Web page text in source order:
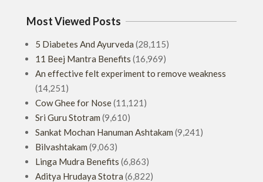
Most Viewed Posts
5 Diabetes And Ayurveda (28,115)
11 Beej Mantra Benefits (16,969)
An effective felt experiment to remove weakness
(14,251)
Cow Ghee for Nose(11,121)
Sri Guru Stotram (9,610)
Sankat Mochan Hanuman Ashtakam (9,241)
Bilvashtakam (9,063)
Linga Mudra Benefits (6,863)
Aditya Hrudaya Stotra (6,822)